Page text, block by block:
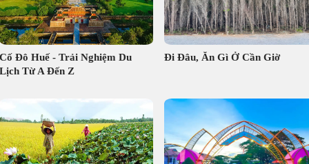
Đô Huế - Trải Nghiệm Du
Từ A Đến Z
Đi Đâu, Ăn Gì Ở Cần Giờ